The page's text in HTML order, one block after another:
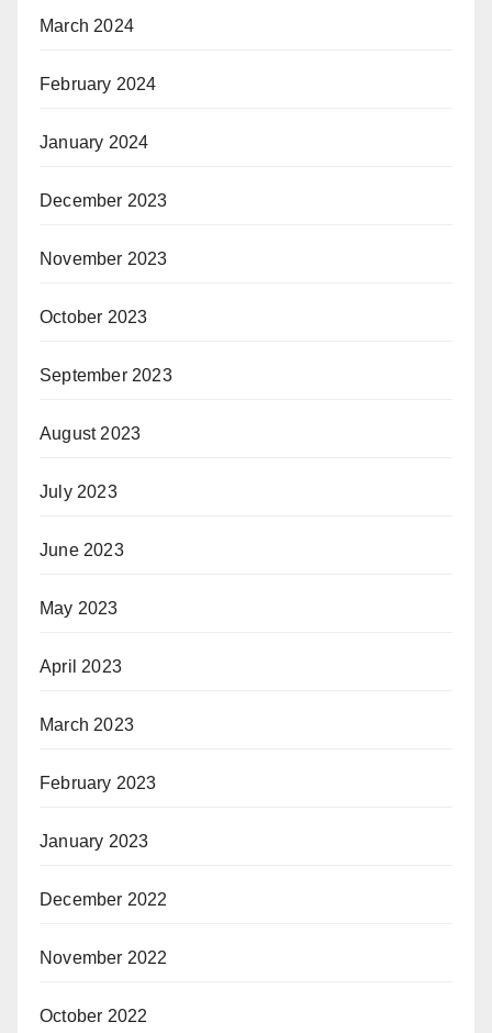
March 2024
February 2024
January 2024
December 2023
November 2023
October 2023
September 2023
August 2023
July 2023
June 2023
May 2023
April 2023
March 2023
February 2023
January 2023
December 2022
November 2022
October 2022